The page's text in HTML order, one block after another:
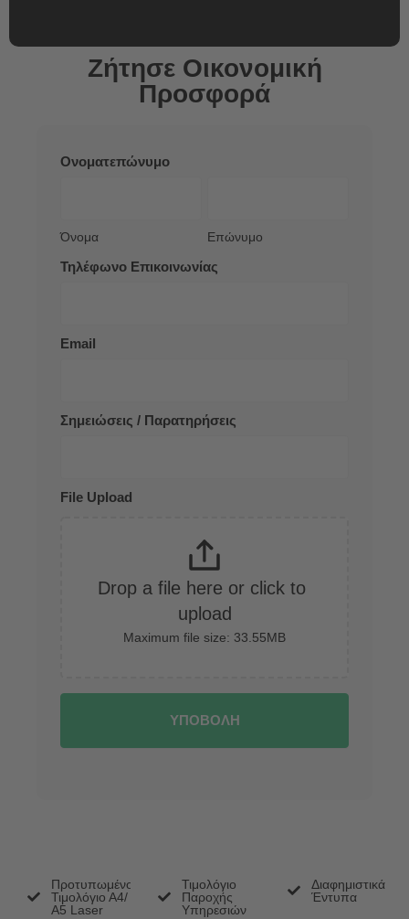
Ζήτησε Οικονομική
Προσφορά
ΚΑΡΤΕΛΆΚΙΑ
Ονοματεπώνυμο
Όνομα Επώνυμο
Τηλέφωνο Επικοινωνίας
Email
Σημειώσεις / Παρατηρήσεις
File Upload
Drop a file here or click to
upload
Maximum file size: 33.55MB
ΥΠΟΒΟΛΗ
Προτυπωμένο
Τιμολόγιο Α4/
Α5 Laser
Τιμολόγιο
Παροχής
Υπηρεσιών
Διαφημιστικά
Έντυπα